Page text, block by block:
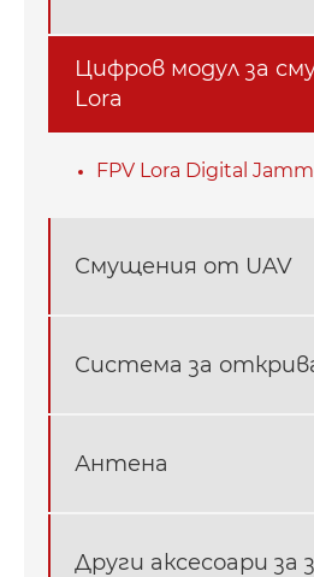
Цифров модул за
Lora
FPV Lora Digital
Смущения от UAV
Система за
Антена
Други аксесоари за